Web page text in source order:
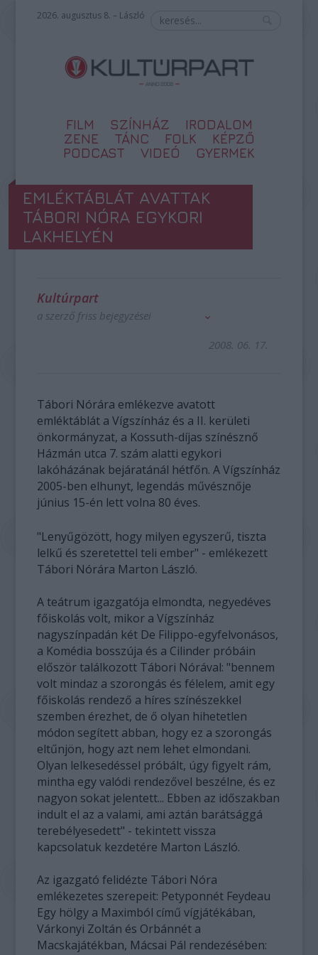
2026. augusztus 8. – László
FILM SZÍNHÁZ
IRODALOM
ZENE
TÁNC FOLK
KÉPZŐ
PODCAST
VIDEÓ GYERMEK
EMLÉKTÁBLÁT AVATTAK
TÁBORI NÓRA EGYKORI
LAKHELYÉN
Kultúrpart
a szerző friss bejegyzései
2008. 06. 17.
Tábori Nórára emlékezve avatott
emléktáblát a Vígszínház és a II. kerületi
önkormányzat, a Kossuth-díjas színésznő
Házmán utca 7. szám alatti egykori
lakóházának bejáratánál hétfőn. A Vígszínház
2005-ben elhunyt, legendás művésznője
június 15-én lett volna 80 éves.
"Lenyűgözött, hogy milyen egyszerű, tiszta
lelkű és szeretettel teli ember" - emlékezett
Tábori Nórára Marton László.
A teátrum igazgatója elmondta, negyedéves
főiskolás volt, mikor a Vígszínház
nagyszínpadán két De Filippo-egyfelvonásos,
a Komédia bosszúja és a Cilinder próbáin
először találkozott Tábori Nórával: "bennem
volt mindaz a szorongás és félelem, amit egy
főiskolás rendező a híres színészekkel
szemben érezhet, de ő olyan hihetetlen
módon segített abban, hogy ez a szorongás
eltűnjön, hogy azt nem lehet elmondani.
Olyan lelkesedéssel próbált, úgy figyelt rám,
mintha egy valódi rendezővel beszélne, és ez
nagyon sokat jelentett... Ebben az időszakban
indult el az a valami, ami aztán barátsággá
terebélyesedett" - tekintett vissza
kapcsolatuk kezdetére Marton László.
Az igazgató felidézte Tábori Nóra
emlékezetes szerepeit: Petyponnét Feydeau
Egy hölgy a Maximból című vígjátékában,
Várkonyi Zoltán és Orbánnét a
Macskajátékban, Mácsai Pál rendezésében: